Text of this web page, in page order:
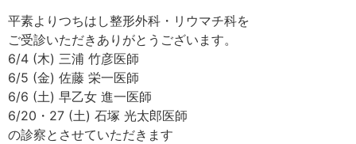
平素よりつちはし整形外科・リウマチ科を
ご受診いただきありがとうございます。
6/4 (木) 三浦 竹彦医師
6/5 (金) 佐藤 栄一医師
6/6 (土) 早乙女 進一医師
6/20・27 (土) 石塚 光太郎医師
の診察とさせていただきます